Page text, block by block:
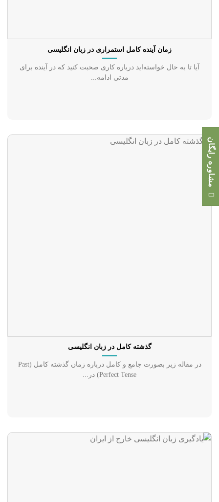
زمان آینده کامل استمراری در زبان انگلیسی
آیا تا به حال خواسته‌اید درباره کاری صحبت کنید که در آینده برای
مدتی ادامه...
گذشته کامل در زبان انگلیسی
در مقاله زیر بصورت جامع و کامل درباره‌ زمان گذشته کامل (Past
Perfect Tense) در...
مشاوره رایگان